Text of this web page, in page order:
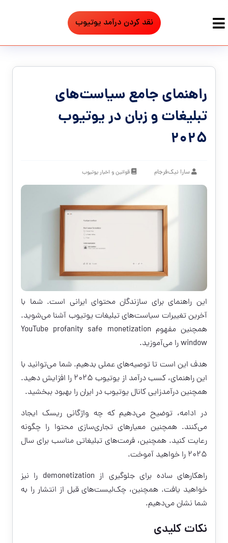
نقد کردن درآمد یوتیوب
راهنمای جامع سیاست‌های
تبلیغات و زبان در یوتیوب
۲۰۲۵
سارا نیک‌فرجام قوانین و اخبار یوتیوب
این راهنمای برای سازندگان محتوای ایرانی است. شما با
آخرین تغییرات سیاست‌های تبلیغات یوتیوب آشنا می‌شوید.
همچنین مفهوم YouTube profanity safe monetization
window را می‌آموزید.
هدف این است تا توصیه‌های عملی بدهیم. شما می‌توانید با
این راهنمای، کسب درآمد از یوتیوب ۲۰۲۵ را افزایش دهید.
همچنین درآمدزایی کانال یوتیوب در ایران را بهبود ببخشید.
در ادامه، توضیح می‌دهیم که چه واژگانی ریسک ایجاد
می‌کنند. همچنین معیارهای تجاری‌سازی محتوا را چگونه
رعایت کنید. همچنین، فرمت‌های تبلیغاتی مناسب برای سال
۲۰۲۵ را خواهید آموخت.
راهکارهای ساده برای جلوگیری از demonetization را نیز
خواهید یافت. همچنین، چک‌لیست‌های قبل از انتشار را به
شما نشان می‌دهیم.
نکات کلیدی